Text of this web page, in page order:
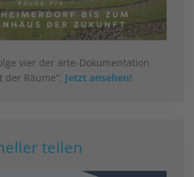
vier der arte-Dokumentation
Räume“. Jetzt ansehen!
teilen